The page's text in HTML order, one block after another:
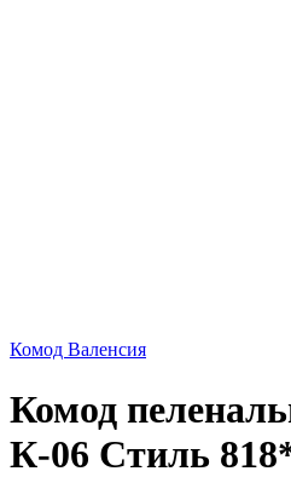
Комод Валенсия
Комод
К-06 Стиль